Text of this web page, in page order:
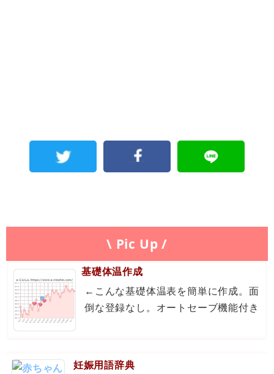
\ Pic Up /
基礎体温作成
←こんな基礎体温表を簡単に作成。面
倒な登録なし。オートセーブ機能付き
妊娠用語辞典